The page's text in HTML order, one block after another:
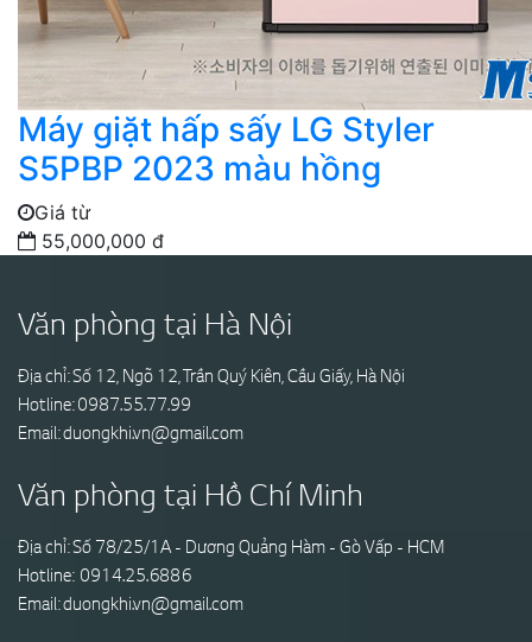
Máy giặt hấp sấy LG Styler
S5PBP 2023 màu hồng
Giá từ
55,000,000 đ
Văn phòng tại Hà Nội
Địa chỉ: Số 12, Ngõ 12, Trần Quý Kiên, Cầu Giấy, Hà Nội
Hotline:0987.55.77.99
Email:duongkhi.vn@gmail.com
Văn phòng tại Hồ Chí Minh
Địa chỉ: Số 78/25/1A - Dương Quảng Hàm - Gò Vấp - HCM
Hotline: 0914.25.6886
Email:duongkhi.vn@gmail.com